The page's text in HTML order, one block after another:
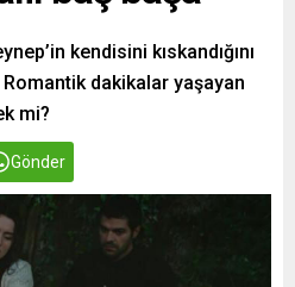
kendisini kıskandığını
dakikalar yaşayan
mi?
Gönder